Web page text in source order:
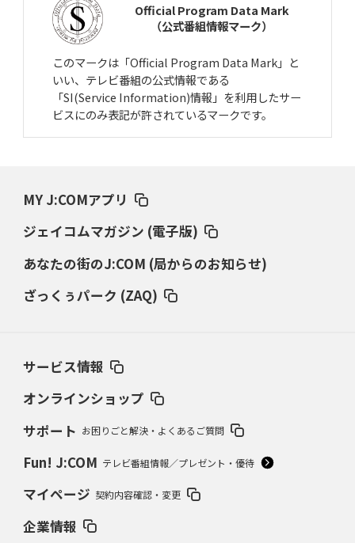
Official Program Data Mark
（公式番組情報マーク）
このマークは「Official Program Data Mark」と
いい、テレビ番組の公式情報である
「SI(Service Information)情報」を利用したサー
ビスにのみ表記が許されているマークです。
MY J:COMアプリ
ジェイコムマガジン (電子版)
あなたの街のJ:COM (局からのお知らせ)
ざっくぅパーク (ZAQ)
サービス情報
オンラインショップ
サポート お困りごと解決・よくあるご質問
Fun! J:COM テレビ番組情報／プレゼント・優待
マイページ 契約内容確認・変更
企業情報